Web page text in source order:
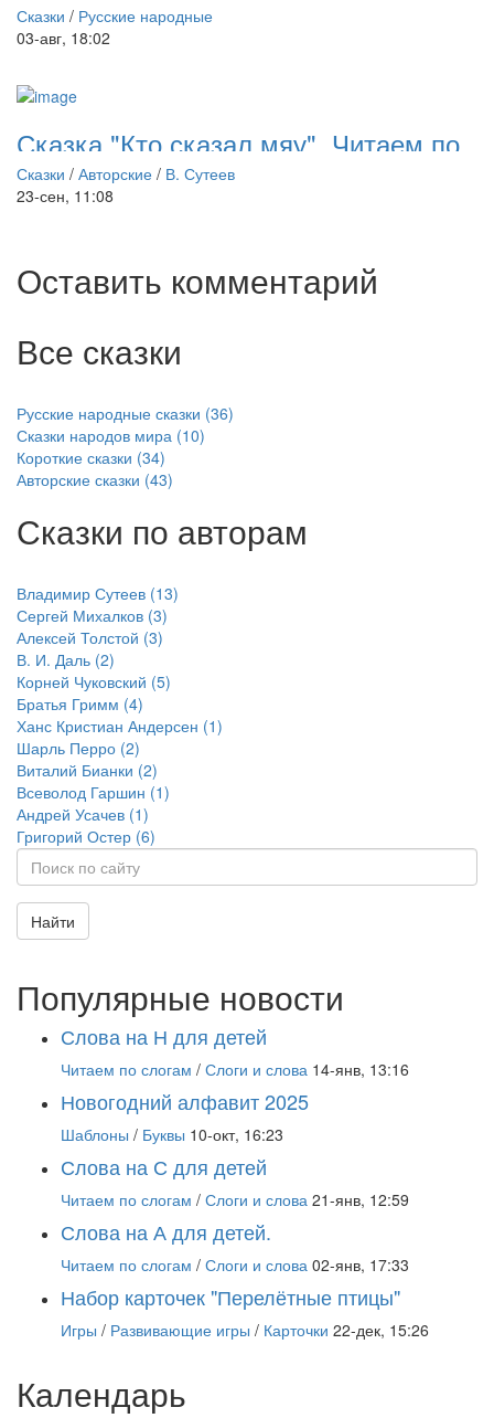
Сказки / Русские народные
03-авг, 18:02
Сказка "Кто сказал мяу". Читаем по
слогам
Сказки / Авторские / В. Сутеев
23-сен, 11:08
Оставить комментарий
Все сказки
Русские народные сказки (36)
Сказки народов мира (10)
Короткие сказки (34)
Авторские сказки (43)
Сказки по авторам
Владимир Сутеев (13)
Сергей Михалков (3)
Алексей Толстой (3)
В. И. Даль (2)
Корней Чуковский (5)
Братья Гримм (4)
Ханс Кристиан Андерсен (1)
Шарль Перро (2)
Виталий Бианки (2)
Всеволод Гаршин (1)
Андрей Усачев (1)
Григорий Остер (6)
Найти
Популярные новости
Слова на Н для детей
Читаем по слогам / Слоги и слова 14-янв, 13:16
Новогодний алфавит 2025
Шаблоны / Буквы 10-окт, 16:23
Слова на С для детей
Читаем по слогам / Слоги и слова 21-янв, 12:59
Слова на А для детей.
Читаем по слогам / Слоги и слова 02-янв, 17:33
Набор карточек "Перелётные птицы"
Игры / Развивающие игры / Карточки 22-дек, 15:26
Календарь